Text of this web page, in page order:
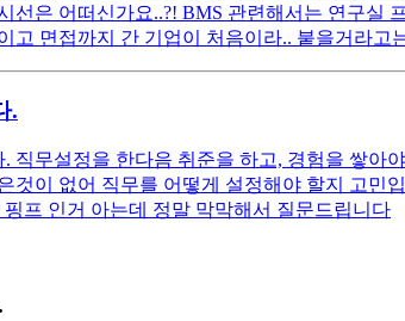
선은 어떠신가요..?! BMS 관련해서는 연구실
고 면접까지 간 기업이 처음이라.. 붙을거라
.
직무설정을 한다음 취준을 하고, 경험을 쌓
것이 없어 직무를 어떻게 설정해야 할지 고
프 인거 아는데 정말 막막해서 질문드립니다